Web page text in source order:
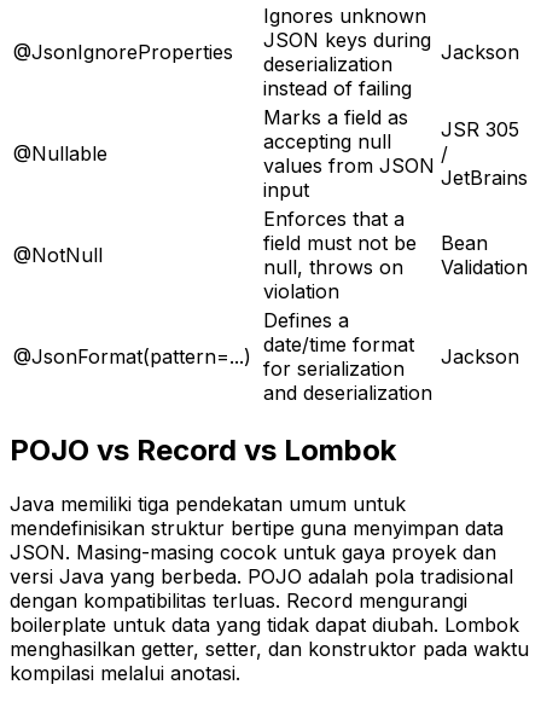
@JsonIgnoreProperties
Ignores unknown
JSON keys during
deserialization
instead of failing
Jackson
@Nullable
Marks a field as
accepting null
values from JSON
input
JSR 305
/
JetBrains
@NotNull
Enforces that a
field must not be
null, throws on
violation
Bean
Validation
@JsonFormat(pattern=...)
Defines a
date/time format
for serialization
and deserialization
Jackson
POJO vs Record vs Lombok
Java memiliki tiga pendekatan umum untuk
mendefinisikan struktur bertipe guna menyimpan data
JSON. Masing-masing cocok untuk gaya proyek dan
versi Java yang berbeda. POJO adalah pola tradisional
dengan kompatibilitas terluas. Record mengurangi
boilerplate untuk data yang tidak dapat diubah. Lombok
menghasilkan getter, setter, dan konstruktor pada waktu
kompilasi melalui anotasi.